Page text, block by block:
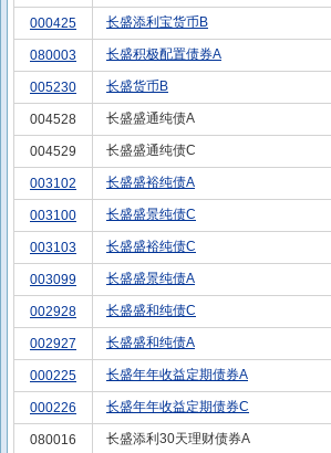
000425 长盛添利宝货币B
080003 长盛积极配置债券A
005230 长盛货币B
004528 长盛盛通纯债A
004529 长盛盛通纯债C
003102 长盛盛裕纯债A
003100 长盛盛景纯债C
003103 长盛盛裕纯债C
003099 长盛盛景纯债A
002928 长盛盛和纯债C
002927 长盛盛和纯债A
000225 长盛年年收益定期债券A
000226 长盛年年收益定期债券C
080016 长盛添利30天理财债券A